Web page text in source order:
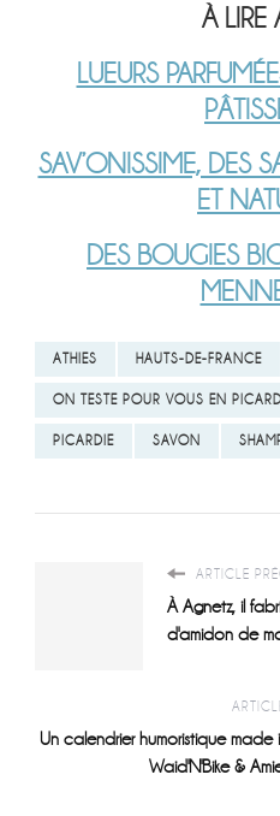
À LIRE
LUEURS
SAV’ONISSIME, DES
ET
DES BOUGIES
ATHIES HAUTS-DE-FRANCE
ON TESTE POUR VOUS EN
PICARDIE SAVON
ARTICLE
À Agnetz, il
d'amidon de
Un calendrier humoristique made
Waid'N'Bike &